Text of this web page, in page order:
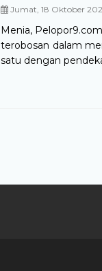
Jumat, 18 Oktober
Menia,
terobosan dalam
satu dengan